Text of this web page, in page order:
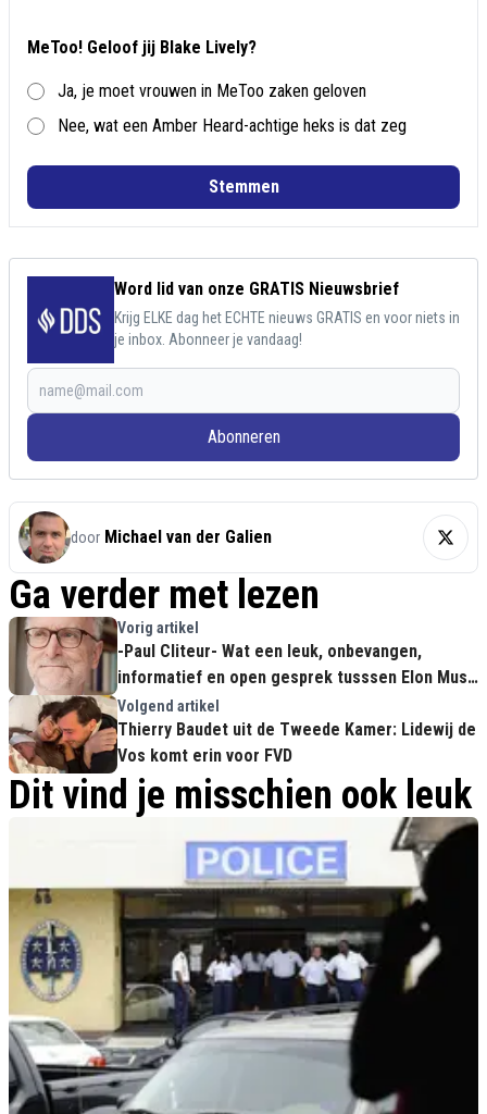
MeToo! Geloof jij Blake Lively?
Ja, je moet vrouwen in MeToo zaken geloven
Nee, wat een Amber Heard-achtige heks is dat zeg
Stemmen
Word lid van onze GRATIS Nieuwsbrief
Krijg ELKE dag het ECHTE nieuws GRATIS en voor niets in
je inbox. Abonneer je vandaag!
Abonneren
door Michael van der Galien
Ga verder met lezen
Vorig artikel
-Paul Cliteur- Wat een leuk, onbevangen,
informatief en open gesprek tusssen Elon Musk
en Alice Weidel (AfD)
Volgend artikel
Thierry Baudet uit de Tweede Kamer: Lidewij de
Vos komt erin voor FVD
Dit vind je misschien ook leuk